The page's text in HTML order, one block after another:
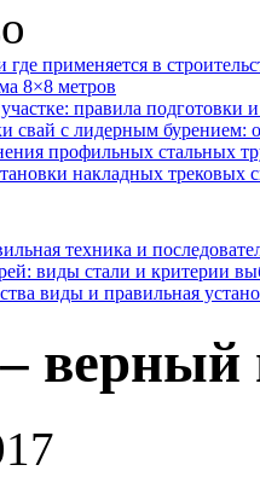
где применяется в
8×8 метров
правила подготовки
свай с лидерным бурением:
профильных стальных
накладных трековых
техника и
виды стали и критерии
виды и правильная
верный